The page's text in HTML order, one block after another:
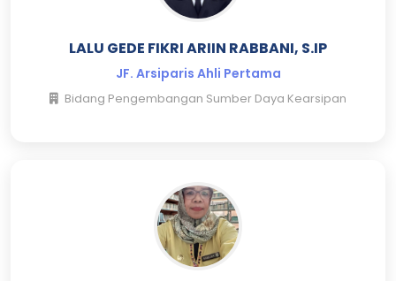
LALU GEDE FIKRI ARIIN RABBANI, S.IP
JF. Arsiparis Ahli Pertama
Bidang Pengembangan Sumber Daya Kearsipan